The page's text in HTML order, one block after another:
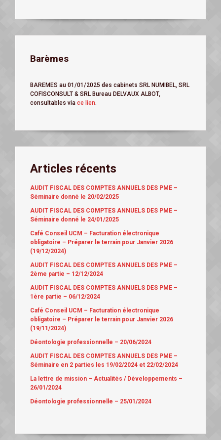
Barèmes
BAREMES au 01/01/2025 des cabinets SRL NUMIBEL, SRL
COFISCONSULT & SRL Bureau DELVAUX ALBOT,
consultables via ce lien.
Articles récents
AUDIT FISCAL DES COMPTES ANNUELS DES PME –
Séminaire donné le 20/02/2025
AUDIT FISCAL DES COMPTES ANNUELS DES PME –
Séminaire donné le 24/01/2025
Café Conseil UCM – Facturation électronique
obligatoire – Préparer le terrain pour Janvier 2026
(19/12/2024)
AUDIT FISCAL DES COMPTES ANNUELS DES PME –
2ème partie – 12/12/2024
AUDIT FISCAL DES COMPTES ANNUELS DES PME –
1ère partie – 06/12/2024
Café Conseil UCM – Facturation électronique
obligatoire – Préparer le terrain pour Janvier 2026
(19/11/2024)
Déontologie professionnelle – 20/06/2024
AUDIT FISCAL DES COMPTES ANNUELS DES PME –
Séminaire en 2 parties les 19/02/2024 et 22/02/2024
La lettre de mission – Actualités / Développements –
26/01/2024
Déontologie professionnelle – 25/01/2024